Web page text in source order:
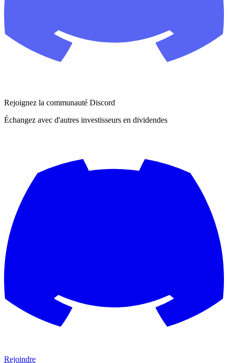
Rejoignez la communauté Discord
Échangez avec d'autres investisseurs en dividendes
Rejoindre